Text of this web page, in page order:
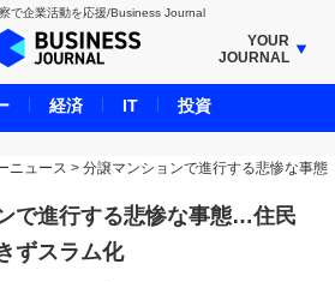
で企業活動を応援/Business Journal
YOUR
JOURNAL
JOURNAL
JOURNAL
CREDITS JOURNAL
JOURNAL
MANAGEMENT JOURNAL
ニュース > 分譲マンションで進行する悲惨な事態
で進行する悲惨な事態…住民
ずスラム化
経済 IT 投資